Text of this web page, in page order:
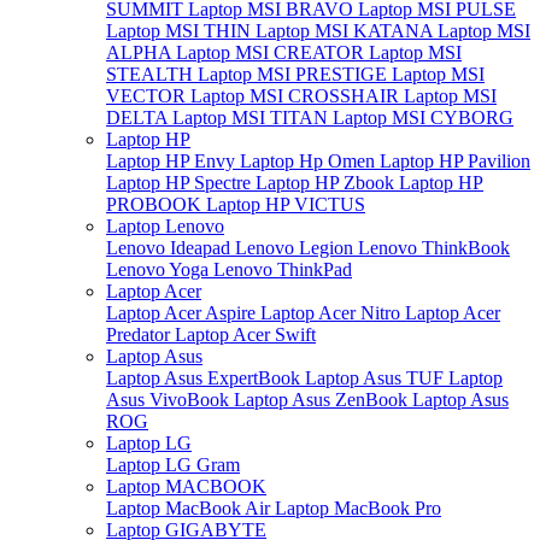
SUMMIT Laptop MSI BRAVO Laptop MSI PULSE
Laptop MSI THIN Laptop MSI KATANA Laptop MSI
ALPHA Laptop MSI CREATOR Laptop MSI
STEALTH Laptop MSI PRESTIGE Laptop MSI
VECTOR Laptop MSI CROSSHAIR Laptop MSI
DELTA Laptop MSI TITAN Laptop MSI CYBORG
Laptop HP
Laptop HP Envy Laptop Hp Omen Laptop HP Pavilion
Laptop HP Spectre Laptop HP Zbook Laptop HP
PROBOOK Laptop HP VICTUS
Laptop Lenovo
Lenovo Ideapad Lenovo Legion Lenovo ThinkBook
Lenovo Yoga Lenovo ThinkPad
Laptop Acer
Laptop Acer Aspire Laptop Acer Nitro Laptop Acer
PredatorLaptop Acer Swift
Laptop Asus
Laptop Asus ExpertBook Laptop Asus TUF Laptop
Asus VivoBook Laptop Asus ZenBook Laptop Asus
ROG
Laptop LG
Laptop LG Gram
Laptop MACBOOK
Laptop MacBook AirLaptop MacBook Pro
Laptop GIGABYTE